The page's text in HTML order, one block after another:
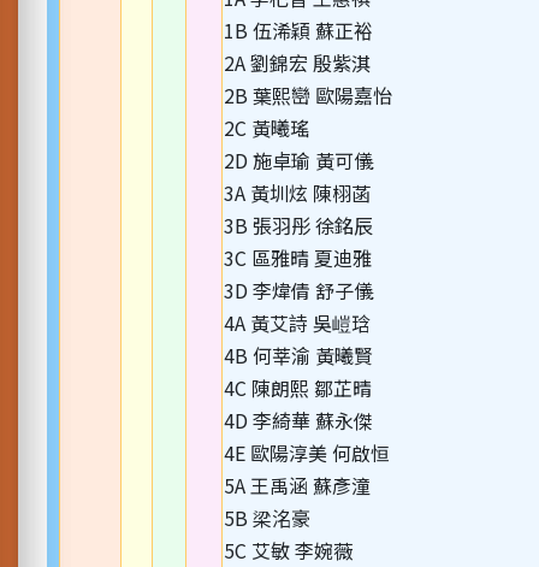
1B 伍浠穎 蘇正裕
2A 劉錦宏 殷紫淇
2B 葉熙巒 歐陽嘉怡
2C 黃曦瑤
2D 施卓瑜 黃可儀
3A 黃圳炫 陳栩菡
3B 張羽彤 徐銘辰
3C 區雅晴 夏迪雅
3D 李煒倩 舒子儀
4A 黃艾詩 吳嵦琀
4B 何莘渝 黃曦賢
4C 陳朗熙 鄒芷晴
4D 李綺華 蘇永傑
4E 歐陽淳美 何啟恒
5A 王禹涵 蘇彥潼
5B 梁洺豪
5C 艾敏 李婉薇